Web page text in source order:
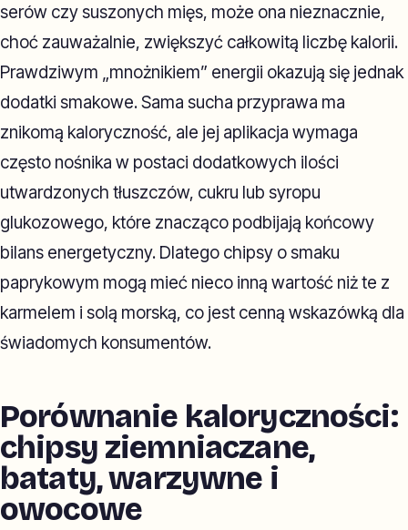
serów czy suszonych mięs, może ona nieznacznie,
choć zauważalnie, zwiększyć całkowitą liczbę kalorii.
Prawdziwym „mnożnikiem” energii okazują się jednak
dodatki smakowe. Sama sucha przyprawa ma
znikomą kaloryczność, ale jej aplikacja wymaga
często nośnika w postaci dodatkowych ilości
utwardzonych tłuszczów, cukru lub syropu
glukozowego, które znacząco podbijają końcowy
bilans energetyczny. Dlatego chipsy o smaku
paprykowym mogą mieć nieco inną wartość niż te z
karmelem i solą morską, co jest cenną wskazówką dla
świadomych konsumentów.
Porównanie kaloryczności:
chipsy ziemniaczane,
bataty, warzywne i
owocowe